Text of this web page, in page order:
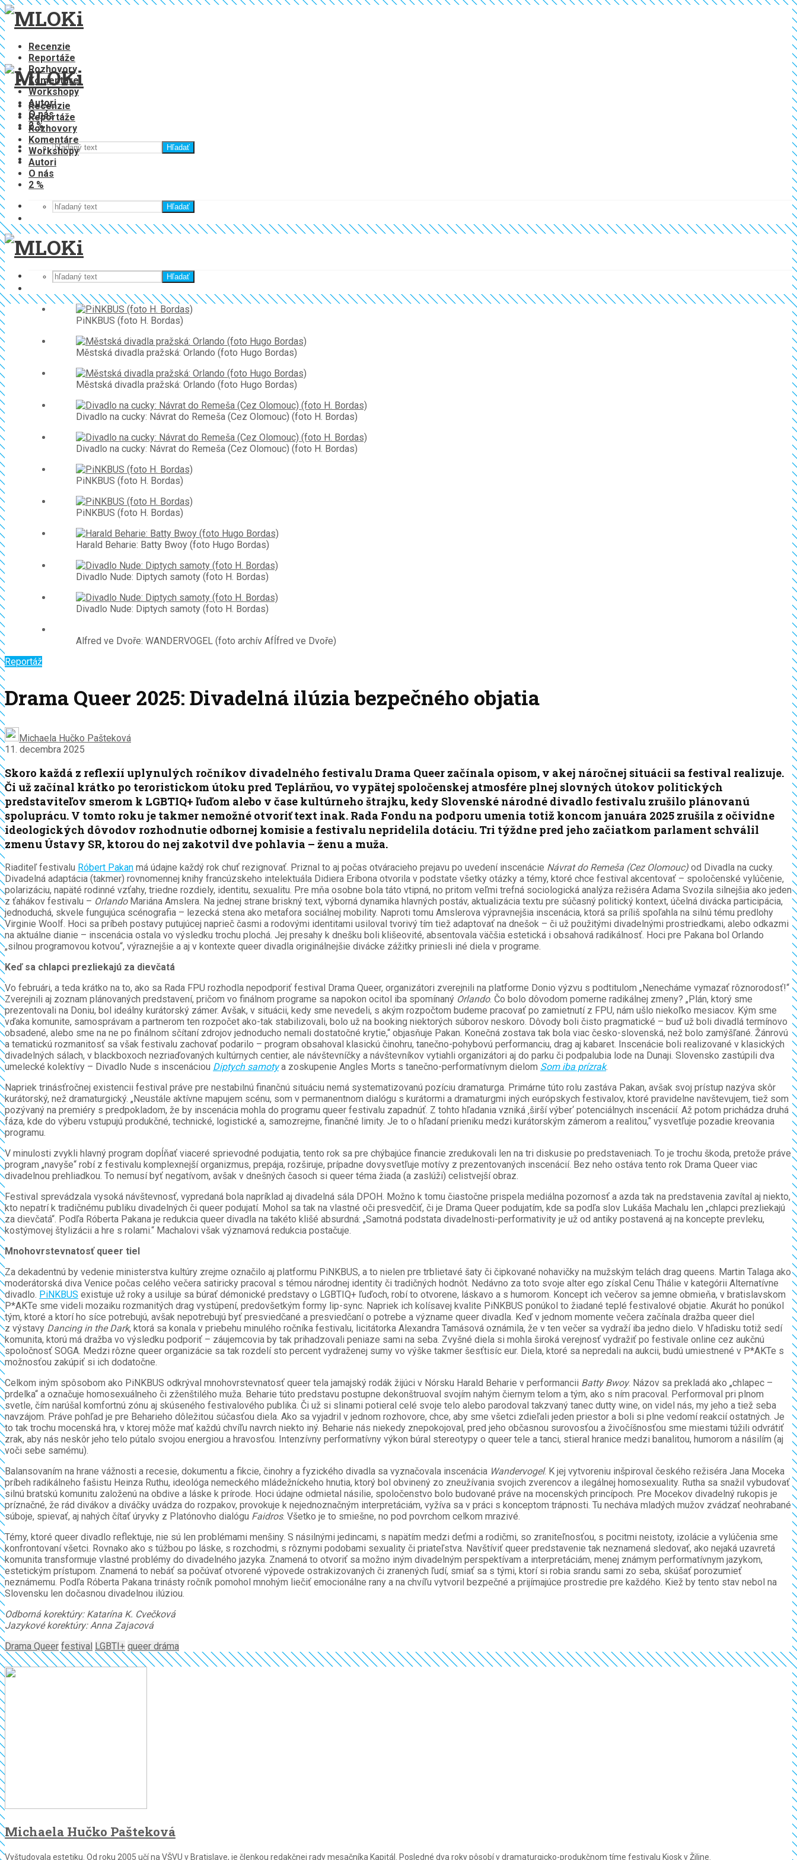
Recenzie
Reportáže
Rozhovory
Komentáre
Workshopy
Autori
O nás
2 %
Hľadať
Recenzie
Reportáže
Rozhovory
Komentáre
Workshopy
Autori
O nás
2 %
Hľadať
Hľadať
PiNKBUS (foto H. Bordas)
Městská divadla pražská: Orlando (foto Hugo Bordas)
Městská divadla pražská: Orlando (foto Hugo Bordas)
Divadlo na cucky: Návrat do Remeša (Cez Olomouc) (foto H. Bordas)
Divadlo na cucky: Návrat do Remeša (Cez Olomouc) (foto H. Bordas)
PiNKBUS (foto H. Bordas)
PiNKBUS (foto H. Bordas)
Harald Beharie: Batty Bwoy (foto Hugo Bordas)
Divadlo Nude: Diptych samoty (foto H. Bordas)
Divadlo Nude: Diptych samoty (foto H. Bordas)
Alfred ve Dvoře: WANDERVOGEL (foto archív Afĺfred ve Dvoře)
Reportáž
Drama Queer 2025: Divadelná ilúzia bezpečného objatia
Michaela Hučko Pašteková
11. decembra 2025
Skoro každá z reflexií uplynulých ročníkov divadelného festivalu Drama Queer začínala opisom, v akej náročnej situácii sa festival realizuje.
Či už začínal krátko po teroristickom útoku pred Teplárňou, vo vypätej spoločenskej atmosfére plnej slovných útokov politických
predstaviteľov smerom k LGBTIQ+ ľuďom alebo v čase kultúrneho štrajku, kedy Slovenské národné divadlo festivalu zrušilo plánovanú
spoluprácu. V tomto roku je takmer nemožné otvoriť text inak. Rada Fondu na podporu umenia totiž koncom januára 2025 zrušila z očividne
ideologických dôvodov rozhodnutie odbornej komisie a festivalu nepridelila dotáciu. Tri týždne pred jeho začiatkom parlament schválil
zmenu Ústavy SR, ktorou do nej zakotvil dve pohlavia – ženu a muža.
Riaditeľ festivalu Róbert Pakan má údajne každý rok chuť rezignovať. Priznal to aj počas otváracieho prejavu po uvedení inscenácie Návrat do Remeša (Cez Olomouc) od Divadla na cucky.
Divadelná adaptácia (takmer) rovnomennej knihy francúzskeho intelektuála Didiera Eribona otvorila v podstate všetky otázky a témy, ktoré chce festival akcentovať – spoločenské vylúčenie,
polarizáciu, napäté rodinné vzťahy, triedne rozdiely, identitu, sexualitu. Pre mňa osobne bola táto vtipná, no pritom veľmi trefná sociologická analýza režiséra Adama Svozila silnejšia ako jeden
z ťahákov festivalu – OrlandoMariána Amslera. Na jednej strane briskný text, výborná dynamika hlavných postáv, aktualizácia textu pre súčasný politický kontext, účelná divácka participácia,
jednoduchá, skvele fungujúca scénografia – lezecká stena ako metafora sociálnej mobility. Naproti tomu Amslerova výpravnejšia inscenácia, ktorá sa príliš spoľahla na silnú tému predlohy
Virginie Woolf. Hoci sa príbeh postavy putujúcej naprieč časmi a rodovými identitami usiloval tvorivý tím tiež adaptovať na dnešok – či už použitými divadelnými prostriedkami, alebo odkazmi
na aktuálne dianie – inscenácia ostala vo výsledku trochu plochá. Jej presahy k dnešku boli klišeovité, absentovala väčšia estetická i obsahová radikálnosť. Hoci pre Pakana bol Orlando
„silnou programovou kotvou“, výraznejšie a aj v kontexte queer divadla originálnejšie divácke zážitky priniesli iné diela v programe.
Keď sa chlapci prezliekajú za dievčatá
Vo februári, a teda krátko na to, ako sa Rada FPU rozhodla nepodporiť festival Drama Queer, organizátori zverejnili na platforme Donio výzvu s podtitulom „Nenecháme vymazať rôznorodosť!“
Zverejnili aj zoznam plánovaných predstavení, pričom vo finálnom programe sa napokon ocitol iba spomínaný Orlando. Čo bolo dôvodom pomerne radikálnej zmeny? „Plán, ktorý sme
prezentovali na Doniu, bol ideálny kurátorský zámer. Avšak, v situácii, kedy sme nevedeli, s akým rozpočtom budeme pracovať po zamietnutí z FPU, nám ušlo niekoľko mesiacov. Kým sme
vďaka komunite, samosprávam a partnerom ten rozpočet ako-tak stabilizovali, bolo už na booking niektorých súborov neskoro. Dôvody boli čisto pragmatické – buď už boli divadlá termínovo
obsadené, alebo sme na ne po finálnom sčítaní zdrojov jednoducho nemali dostatočné krytie,“ objasňuje Pakan. Konečná zostava tak bola viac česko-slovenská, než bolo zamýšľané. Žánrovú
a tematickú rozmanitosť sa však festivalu zachovať podarilo – program obsahoval klasickú činohru, tanečno-pohybovú performanciu, drag aj kabaret. Inscenácie boli realizované v klasických
divadelných sálach, v blackboxoch nezriaďovaných kultúrnych centier, ale návštevníčky a návštevníkov vytiahli organizátori aj do parku či podpalubia lode na Dunaji. Slovensko zastúpili dva
umelecké kolektívy – Divadlo Nude s inscenáciou Diptych samotya zoskupenie Angles Morts s tanečno-performatívnym dielom Som iba prízrak.
Napriek trinásťročnej existencii festival práve pre nestabilnú finančnú situáciu nemá systematizovanú pozíciu dramaturga. Primárne túto rolu zastáva Pakan, avšak svoj prístup nazýva skôr
kurátorský, než dramaturgický. „Neustále aktívne mapujem scénu, som v permanentnom dialógu s kurátormi a dramaturgmi iných európskych festivalov, ktoré pravidelne navštevujem, tiež som
pozývaný na premiéry s predpokladom, že by inscenácia mohla do programu queer festivalu zapadnúť. Z tohto hľadania vzniká ‚širší výber‘ potenciálnych inscenácií. Až potom prichádza druhá
fáza, kde do výberu vstupujú produkčné, technické, logistické a, samozrejme, finančné limity. Je to o hľadaní prieniku medzi kurátorským zámerom a realitou,“ vysvetľuje pozadie kreovania
programu.
V minulosti zvykli hlavný program dopĺňať viaceré sprievodné podujatia, tento rok sa pre chýbajúce financie zredukovali len na tri diskusie po predstaveniach. To je trochu škoda, pretože práve
program „navyše“ robí z festivalu komplexnejší organizmus, prepája, rozširuje, prípadne dovysvetľuje motívy z prezentovaných inscenácií. Bez neho ostáva tento rok Drama Queer viac
divadelnou prehliadkou. To nemusí byť negatívom, avšak v dnešných časoch si queer téma žiada (a zaslúži) celistvejší obraz.
Festival sprevádzala vysoká návštevnosť, vypredaná bola napríklad aj divadelná sála DPOH. Možno k tomu čiastočne prispela mediálna pozornosť a azda tak na predstavenia zavítal aj niekto,
kto nepatrí k tradičnému publiku divadelných či queer podujatí. Mohol sa tak na vlastné oči presvedčiť, či je Drama Queer podujatím, kde sa podľa slov Lukáša Machalu len „chlapci prezliekajú
za dievčatá“. Podľa Róberta Pakana je redukcia queer divadla na takéto klišé absurdná: „Samotná podstata divadelnosti-performativity je už od antiky postavená aj na koncepte prevleku,
kostýmovej štylizácii a hre s rolami.“ Machalovi však významová redukcia postačuje.
Mnohovrstevnatosť queer tiel
Za dekadentnú by vedenie ministerstva kultúry zrejme označilo aj platformu PiNKBUS, a to nielen pre trblietavé šaty či čipkované nohavičky na mužským telách drag queens. Martin Talaga ako
moderátorská diva Venice počas celého večera satiricky pracoval s témou národnej identity či tradičných hodnôt. Nedávno za toto svoje alter ego získal Cenu Thálie v kategórii Alternatívne
divadlo. PiNKBUS existuje už roky a usiluje sa búrať démonické predstavy o LGBTIQ+ ľuďoch, robí to otvorene, láskavo a s humorom. Koncept ich večerov sa jemne obmieňa, v bratislavskom
P*AKTe sme videli mozaiku rozmanitých drag vystúpení, predovšetkým formy lip-sync. Napriek ich kolísavej kvalite PiNKBUS ponúkol to žiadané teplé festivalové objatie. Akurát ho ponúkol
tým, ktoré a ktorí ho síce potrebujú, avšak nepotrebujú byť presviedčané a presviedčaní o potrebe a význame queer divadla. Keď v jednom momente večera začínala dražba queer diel
z výstavy Dancing in the Dark, ktorá sa konala v priebehu minulého ročníka festivalu, licitátorka Alexandra Tamásová oznámila, že v ten večer sa vydraží iba jedno dielo. V hľadisku totiž sedí
komunita, ktorú má dražba vo výsledku podporiť – záujemcovia by tak prihadzovali peniaze sami na seba. Zvyšné diela si mohla široká verejnosť vydražiť po festivale online cez aukčnú
spoločnosť SOGA. Medzi rôzne queer organizácie sa tak rozdelí sto percent vydraženej sumy vo výške takmer šesťtisíc eur. Diela, ktoré sa nepredali na aukcii, budú umiestnené v P*AKTe s
možnosťou zakúpiť si ich dodatočne.
Celkom iným spôsobom ako PiNKBUS odkrýval mnohovrstevnatosť queer tela jamajský rodák žijúci v Nórsku Harald Beharie v performancii Batty Bwoy. Názov sa prekladá ako „chlapec –
prdelka“ a označuje homosexuálneho či zženštilého muža. Beharie túto predstavu postupne dekonštruoval svojím nahým čiernym telom a tým, ako s ním pracoval. Performoval pri plnom
svetle, čím narúšal komfortnú zónu aj skúseného festivalového publika. Či už si slinami potieral celé svoje telo alebo parodoval takzvaný tanec dutty wine, on videl nás, my jeho a tiež seba
navzájom. Práve pohľad je pre Beharieho dôležitou súčasťou diela. Ako sa vyjadril v jednom rozhovore, chce, aby sme všetci zdieľali jeden priestor a boli si plne vedomí reakcií ostatných. Je
to tak trochu mocenská hra, v ktorej môže mať každú chvíľu navrch niekto iný. Beharie nás niekedy znepokojoval, pred jeho občasnou surovosťou a živočíšnosťou sme miestami túžili odvrátiť
zrak, aby nás neskôr jeho telo pútalo svojou energiou a hravosťou. Intenzívny performatívny výkon búral stereotypy o queer tele a tanci, stieral hranice medzi banalitou, humorom a násilím (aj
voči sebe samému).
Balansovaním na hrane vážnosti a recesie, dokumentu a fikcie, činohry a fyzického divadla sa vyznačovala inscenácia Wandervogel. K jej vytvoreniu inšpiroval českého režiséra Jana Moceka
príbeh radikálneho fašistu Heinza Ruthu, ideológa nemeckého mládežníckeho hnutia, ktorý bol obvinený zo zneužívania svojich zverencov a ilegálnej homosexuality. Rutha sa snažil vybudovať
silnú bratskú komunitu založenú na obdive a láske k prírode. Hoci údajne odmietal násilie, spoločenstvo bolo budované práve na mocenských princípoch. Pre Mocekov divadelný rukopis je
príznačné, že rád divákov a diváčky uvádza do rozpakov, provokuje k nejednoznačným interpretáciám, vyžíva sa v práci s konceptom trápnosti. Tu necháva mladých mužov zvádzať neohrabané
súboje, spievať, aj nahých čítať úryvky z Platónovho dialógu Faidros. Všetko je to smiešne, no pod povrchom celkom mrazivé.
Témy, ktoré queer divadlo reflektuje, nie sú len problémami menšiny. S násilnými jedincami, s napätím medzi deťmi a rodičmi, so zraniteľnosťou, s pocitmi neistoty, izolácie a vylúčenia sme
konfrontovaní všetci. Rovnako ako s túžbou po láske, s rozchodmi, s rôznymi podobami sexuality či priateľstva. Navštíviť queer predstavenie tak neznamená sledovať, ako nejaká uzavretá
komunita transformuje vlastné problémy do divadelného jazyka. Znamená to otvoriť sa možno iným divadelným perspektívam a interpretáciám, menej známym performatívnym jazykom,
estetickým prístupom. Znamená to nebáť sa počúvať otvorené výpovede ostrakizovaných či zranených ľudí, smiať sa s tými, ktorí si robia srandu sami zo seba, skúšať porozumieť
neznámemu. Podľa Róberta Pakana trinásty ročník pomohol mnohým liečiť emocionálne rany a na chvíľu vytvoril bezpečné a prijímajúce prostredie pre každého. Kiež by tento stav nebol na
Slovensku len dočasnou divadelnou ilúziou.
Odborná korektúry: Katarína K. Cvečková
Jazykové korektúry: Anna Zajacová
Drama Queer festival LGBTI+ queer dráma
Michaela Hučko Pašteková
Vyštudovala estetiku. Od roku 2005 učí na VŠVU v Bratislave, je členkou redakčnej rady mesačníka Kapitál. Posledné dva roky pôsobí v dramaturgicko-produkčnom tíme festivalu Kiosk v Žiline.